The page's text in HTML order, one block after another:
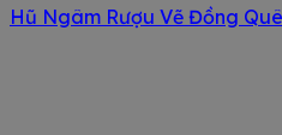
Hũ Ngâm Rượu Vẽ Đồng